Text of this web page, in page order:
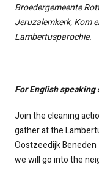
Broedergemeente
Jeruzalemkerk, Kom
Lambertusparochie.
For English
Join the cleaning
gather at the
Oostzeedijk
we will go into the